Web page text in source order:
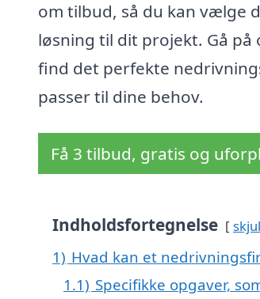
om tilbud, så du kan vælge
løsning til dit projekt. Gå på
find det perfekte
passer til dine behov.
Få 3 tilbud, gratis og
Indholdsfortegnelse skjul
1) Hvad kan et
1.1) Specifikke opgaver,